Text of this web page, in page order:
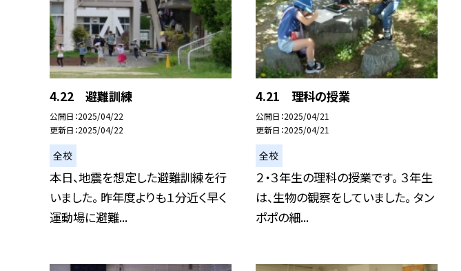
4.22 避難訓練
公開日 2025/04/22
更新日 2025/04/22
全校
本日、地震を想定した避難訓練を行
いました。 昨年度よりも１分近く早く
運動場に避難...
4.21 理科の授業
公開日 2025/04/21
更新日 2025/04/21
全校
２・３年生の理科の授業です。 ３年生
は、生物の観察をしていました。 タン
ポポの細...